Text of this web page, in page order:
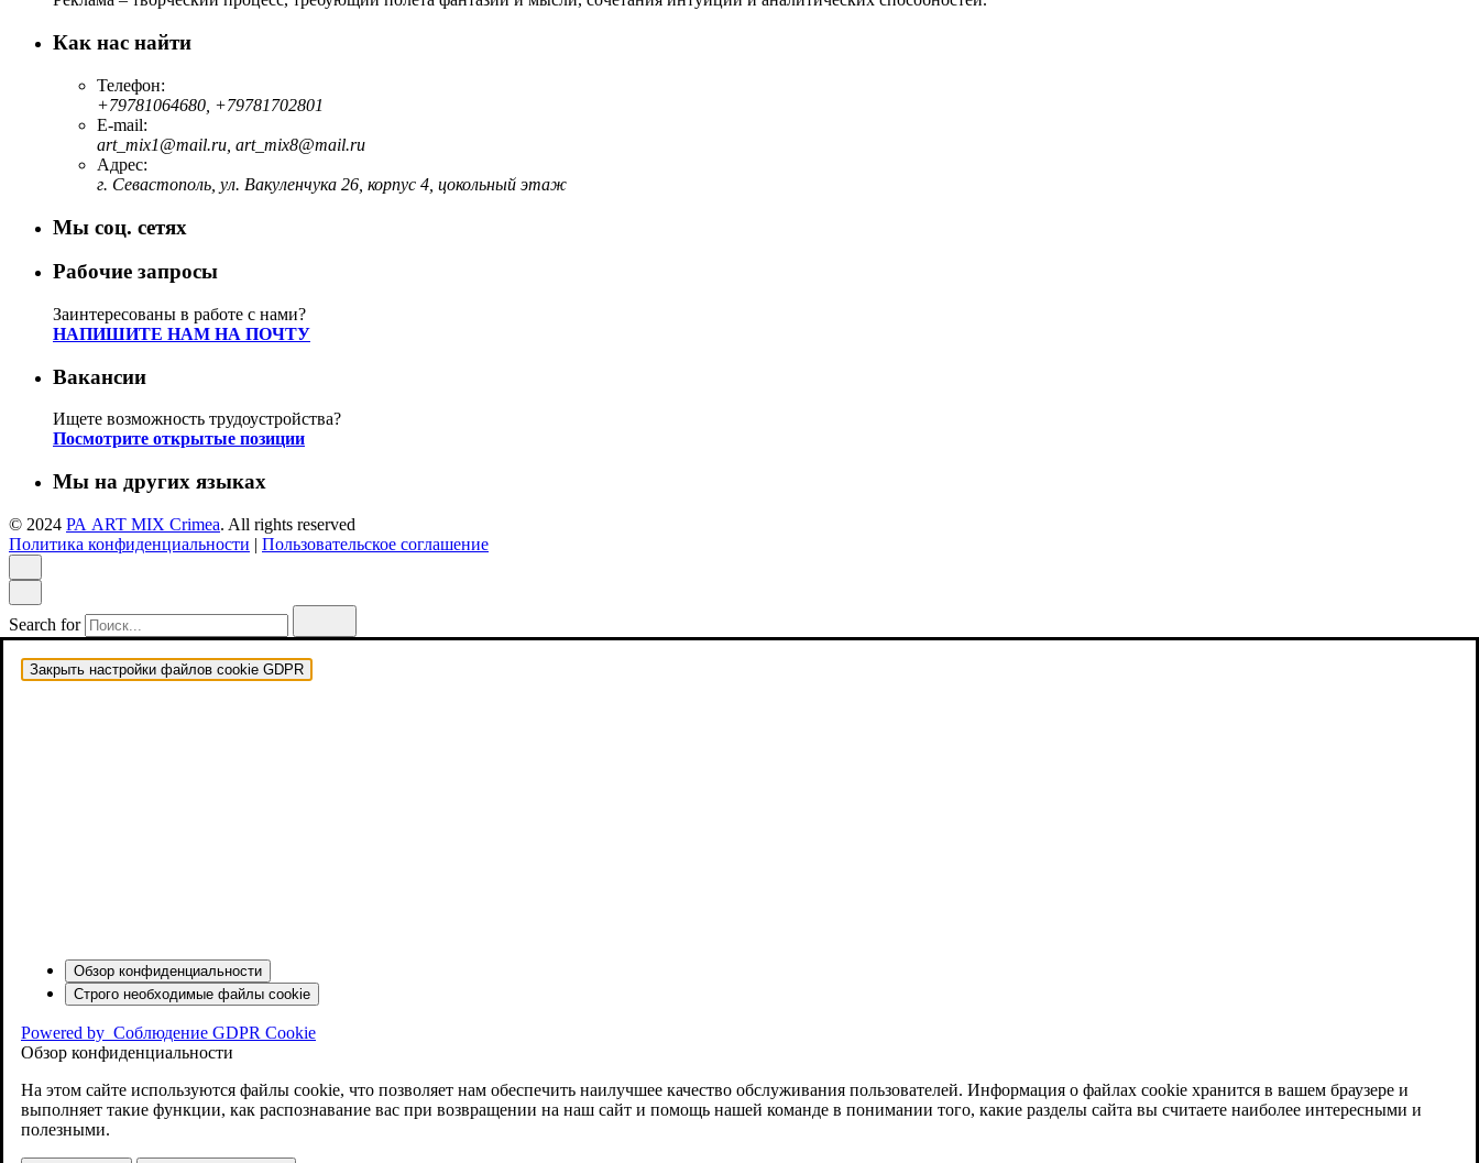
Как нас найти
Телефон:
+79781064680, +79781702801
E-mail:
art_mix1@mail.ru, art_mix8@mail.ru
Адрес:
г. Севастополь, ул. Вакуленчука 26, корпус 4, цокольный этаж
Мы соц. сетях
Рабочие запросы
Заинтересованы в работе с нами?
НАПИШИТЕ НАМ НА ПОЧТУ
Вакансии
Ищете возможность трудоустройства?
Посмотрите открытые позиции
Мы на других языках
© 2024 РА ART MIX Crimea. All rights reserved
Политика конфиденциальности | Пользовательское соглашение
Search for
Закрыть настройки файлов cookie GDPR
Обзор конфиденциальности
Строго необходимые файлы cookie
Powered by Соблюдение GDPR Cookie
Обзор конфиденциальности
На этом сайте используются файлы cookie, что позволяет нам обеспечить наилучшее качество обслуживания пользователей. Информация о файлах cookie хранится в вашем браузере и
выполняет такие функции, как распознавание вас при возвращении на наш сайт и помощь нашей команде в понимании того, какие разделы сайта вы считаете наиболее интересными и
полезными.